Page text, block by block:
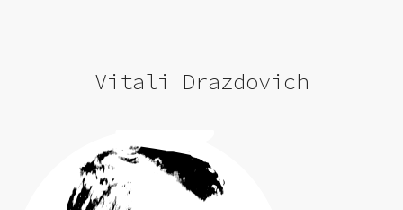
Vitali Drazdovich